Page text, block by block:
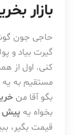
بازار
حاجی جون گوش
گیرت بیاد و
کنی. اول از همه
مستقیم به یه
بگو آقا من خرید
بخواه یهپیش
قیمت بگیر،